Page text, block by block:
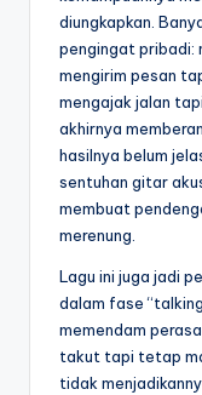
diungkapkan.
pengingat pribadi:
mengirim pesan
mengajak jalan
akhirnya
hasilnya belum
sentuhan gitar
membuat
merenung.
Lagu ini juga jadi
dalam fase
memendam
takut tapi tetap
tidak